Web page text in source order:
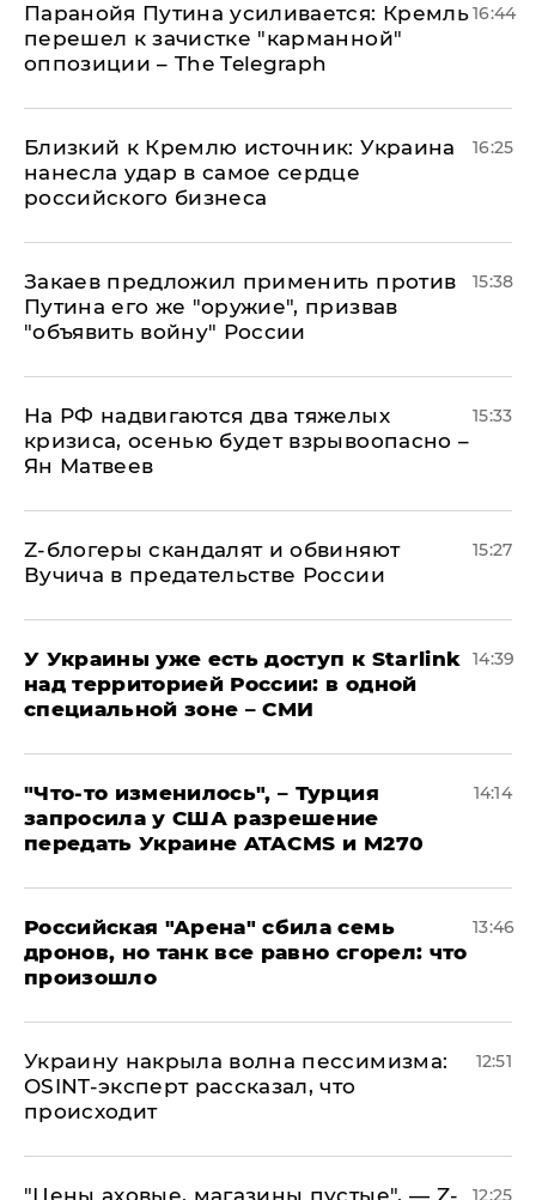
Паранойя Путина усиливается: Кремль
перешел к зачистке "карманной"
оппозиции – The Telegraph
16:44
Близкий к Кремлю источник: Украина
нанесла удар в самое сердце
российского бизнеса
16:25
Закаев предложил применить против
Путина его же "оружие", призвав
"объявить войну" России
15:38
На РФ надвигаются два тяжелых
кризиса, осенью будет взрывоопасно –
Ян Матвеев
15:33
Z-блогеры скандалят и обвиняют
Вучича в предательстве России
15:27
У Украины уже есть доступ к Starlink
над территорией России: в одной
специальной зоне – СМИ
14:39
​"Что-то изменилось", – Турция
запросила у США разрешение
передать Украине ATACMS и M270
14:14
​Российская "Арена" сбила семь
дронов, но танк все равно сгорел: что
произошло
13:46
​Украину накрыла волна пессимизма:
OSINT-эксперт рассказал, что
происходит
12:51
​"Цены аховые, магазины пустые", — Z-
12:25